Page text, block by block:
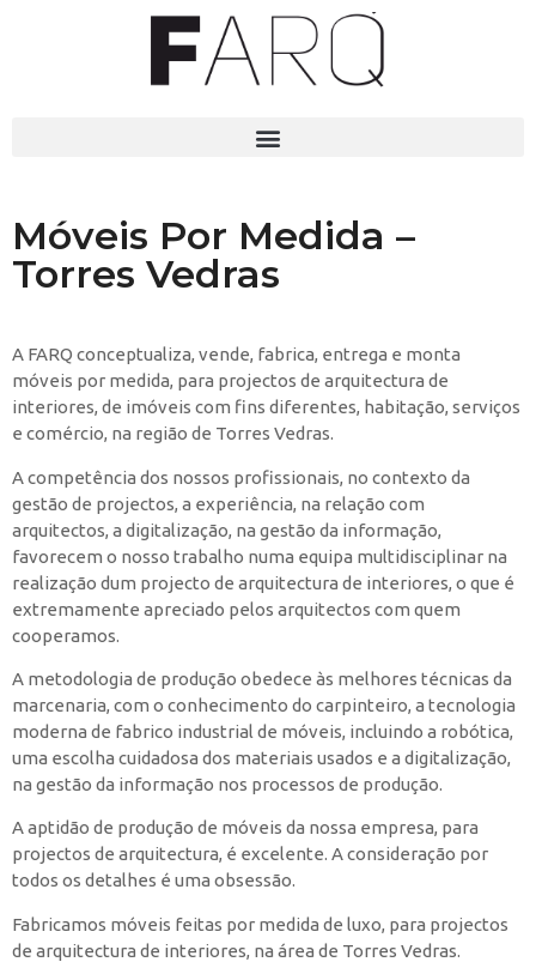
Móveis Por Medida –
Torres Vedras
A FARQ conceptualiza, vende, fabrica, entrega e monta
móveis por medida, para projectos de arquitectura de
interiores, de imóveis com fins diferentes, habitação, serviços
e comércio, na região de Torres Vedras.
A competência dos nossos profissionais, no contexto da
gestão de projectos, a experiência, na relação com
arquitectos, a digitalização, na gestão da informação,
favorecem o nosso trabalho numa equipa multidisciplinar na
realização dum projecto de arquitectura de interiores, o que é
extremamente apreciado pelos arquitectos com quem
cooperamos.
A metodologia de produção obedece às melhores técnicas da
marcenaria, com o conhecimento do carpinteiro, a tecnologia
moderna de fabrico industrial de móveis, incluindo a robótica,
uma escolha cuidadosa dos materiais usados e a digitalização,
na gestão da informação nos processos de produção.
A aptidão de produção de móveis da nossa empresa, para
projectos de arquitectura, é excelente. A consideração por
todos os detalhes é uma obsessão.
Fabricamos móveis feitas por medida de luxo, para projectos
de arquitectura de interiores, na área de Torres Vedras.